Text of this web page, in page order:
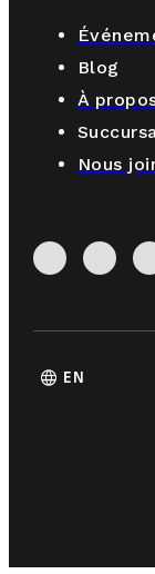
Blog
À
Nous
language EN